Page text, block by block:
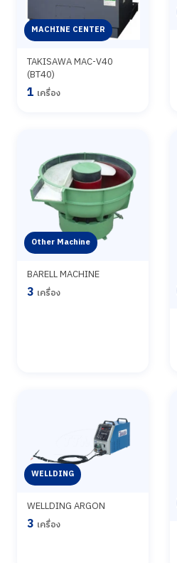
MACHINE CENTER
TAKISAWA MAC-V40
(BT40)
1 เครื่อง
Other Machine
BARELL MACHINE
3 เครื่อง
WELLDING
WELLDING ARGON
3 เครื่อง